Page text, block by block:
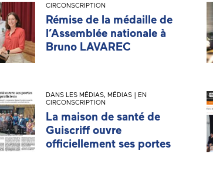
CIRCONSCRIPTION
Rémise de la médaille de
l’Assemblée nationale à
Bruno LAVAREC
DANS LES MÉDIAS, MÉDIAS | EN
CIRCONSCRIPTION
La maison de santé de
Guiscriff ouvre
officiellement ses portes